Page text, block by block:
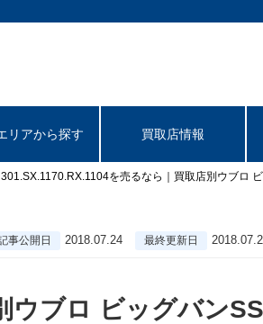
リアから探す 買取店情報
301.SX.1170.RX.1104を売るなら｜買取店別ウブロ
事公開日 2018.07.24 最終更新日
ウブロ ビッグバンSS